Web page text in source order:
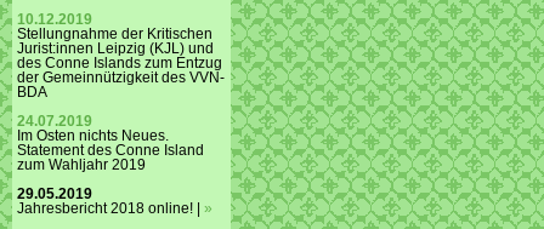
10.12.2019
Stellungnahme der Kritischen
Jurist:innen Leipzig (KJL) und
des Conne Islands zum Entzug
der Gemeinnützigkeit des VVN-
BDA
24.07.2019
Im Osten nichts Neues.
Statement des Conne Island
zum Wahljahr 2019
29.05.2019
Jahresbericht 2018 online! | »